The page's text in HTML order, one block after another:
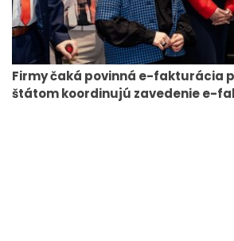
Firmy čaká povinná e-fakturácia
štátom koordinujú zavedenie e-